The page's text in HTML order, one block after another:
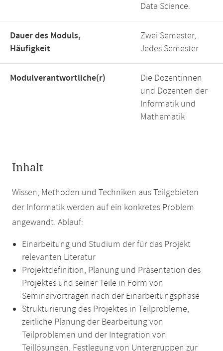
Data Science.
Dauer des Moduls,
Häufigkeit
Zwei Semester,
Jedes Semester
Modulverantwortliche(r)
Die Dozentinnen
und Dozenten der
Informatik und
Mathematik
Inhalt
Wissen, Methoden und Techniken aus Teilgebieten
der Informatik werden auf ein konkretes Problem
angewandt. Ablauf:
Einarbeitung und Studium der für das Projekt
relevanten Literatur
Projektdefinition, Planung und Präsentation des
Projektes und seiner Teile in Form von
Seminarvorträgen nach der Einarbeitungsphase
Strukturierung des Projektes in Teilprobleme,
zeitliche Planung der Bearbeitung von
Teilproblemen und der Integration von
Teillösungen, Festlegung von Untergruppen zur